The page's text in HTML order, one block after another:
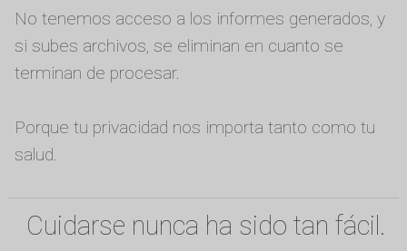
No tenemos acceso a los informes generados, y
si subes archivos, se eliminan en cuanto se
terminan de procesar.
Porque tu privacidad nos importa tanto como tu
salud.
Cuidarse nunca ha sido tan fácil.